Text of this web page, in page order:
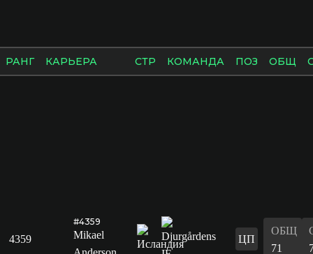
РАНГ КАРЬЕРА СТР КОМАНДА ПОЗ ОБЩ
4359
#4359
Mikael
ЦП
ОБЩ
71